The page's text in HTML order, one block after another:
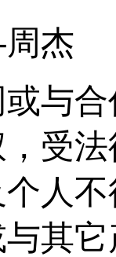
杰
与
受
人
其